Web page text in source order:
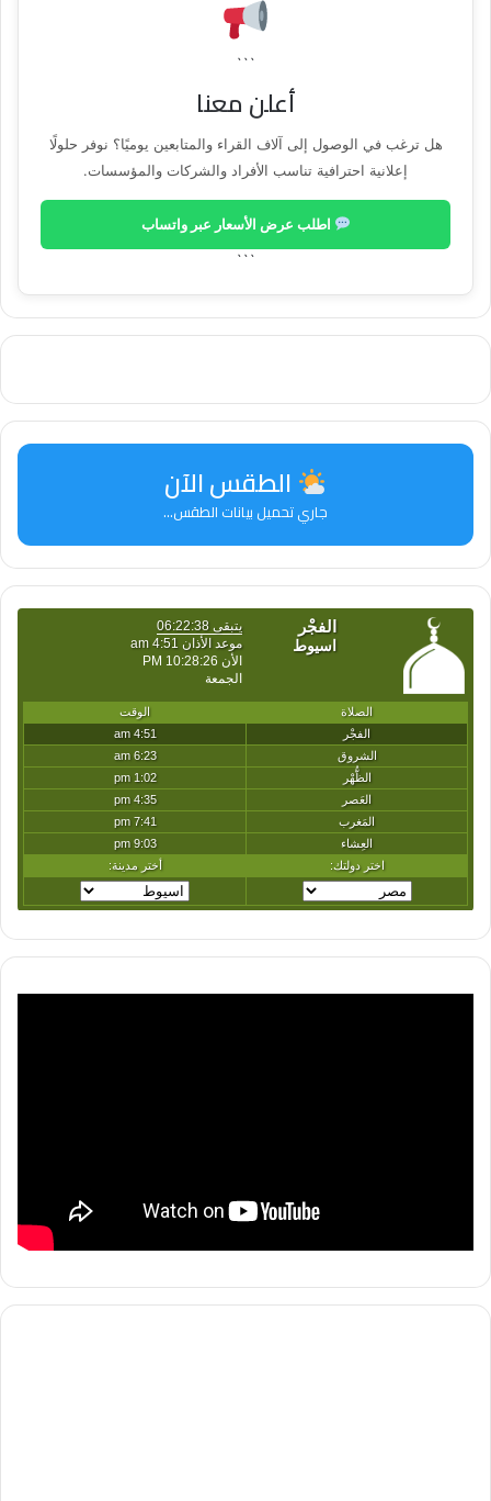
```
أعلن معنا
هل ترغب في الوصول إلى آلاف القراء والمتابعين يوميًا؟ نوفر حلولًا
إعلانية احترافية تناسب الأفراد والشركات والمؤسسات.
اطلب عرض الأسعار عبر واتساب
```
الطقس الآن
جاري تحميل بيانات الطقس...